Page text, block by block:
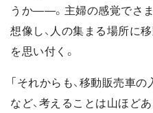
うか――。主婦の感覚でさ
想像し、人の集まる場所に
を思い付く。
「それからも、移動販売車
など、考えることは山ほど